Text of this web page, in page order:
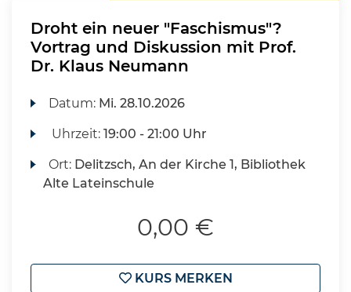
Droht ein neuer "Faschismus"?
Vortrag und Diskussion mit Prof.
Dr. Klaus Neumann
Datum: Mi. 28.10.2026
Uhrzeit:19:00 - 21:00 Uhr
Ort: Delitzsch, An der Kirche 1, Bibliothek
Alte Lateinschule
0,00 €
KURS MERKEN